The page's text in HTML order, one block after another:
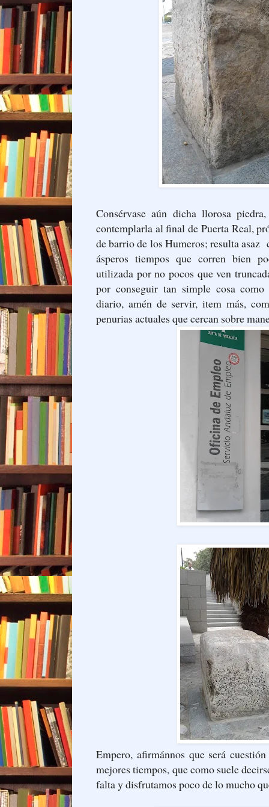
Consérvase aún dicha llorosa
contemplarla al final de Puerta Real,
de barrio de los Humeros; resulta asaz
ásperos tiempos que corren bien
utilizada por no pocos que ven
por conseguir tan simple cosa
diario, amén de servir, item más,
penurias actuales que cercan sobre
Empero, afirmánnos que será
mejores tiempos, que como suele
falta y disfrutamos poco de lo mucho